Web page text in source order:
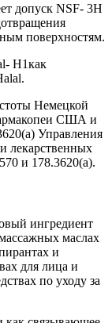
допуск NSF- 3H
поверхностям.
H1как
Немецкой
США и
Управления
лекарственных
и 178.3620(a).
ингредиент
маслах
и
для лица и
по уходу за